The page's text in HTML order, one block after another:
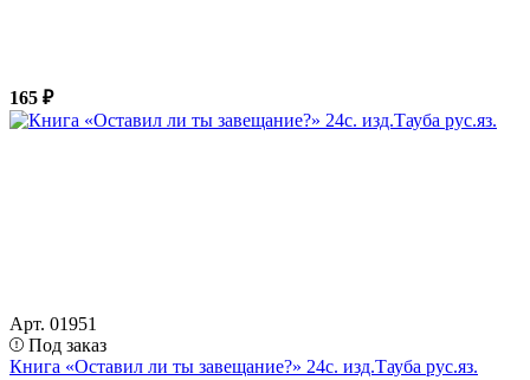
165 ₽
Арт. 01951
Под заказ
Книга «Оставил ли ты завещание?» 24с. изд.Тауба рус.яз.